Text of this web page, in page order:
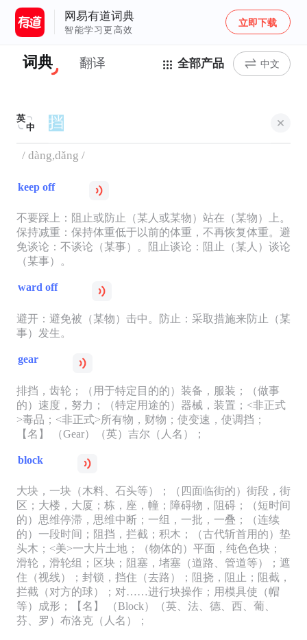
网易有道词典
智能学习更高效
立即下载
词典 翻译 全部产品 中文
英
中
/ dàng,dǎng /
keep off
不要踩上：阻止或防止（某人或某物）站在（某物）上。
保持减重：保持体重低于以前的体重，不再恢复体重。避
免谈论：不谈论（某事）。阻止谈论：阻止（某人）谈论
（某事）。
ward off
避开：避免被（某物）击中。防止：采取措施来防止（某
事）发生。
gear
排挡，齿轮；（用于特定目的的）装备，服装；（做事
的）速度，努力；（特定用途的）器械，装置；<非正式
>毒品；<非正式>所有物，财物；使变速，使调挡；
【名】 （Gear）（英）吉尔（人名）；
block
大块，一块（木料、石头等）；（四面临街的）街段，街
区；大楼，大厦；栋，座，幢；障碍物，阻碍；（短时间
的）思维停滞，思维中断；一组，一批，一叠；（连续
的）一段时间；阻挡，拦截；积木；（古代斩首用的）垫
头木；<美>一大片土地；（物体的）平面，纯色色块；
滑轮，滑轮组；区块；阻塞，堵塞（道路、管道等）；遮
住（视线）；封锁，挡住（去路）；阻挠，阻止；阻截，
拦截（对方的球）；对……进行块操作；用模具使（帽
等）成形；【名】 （Block）（英、法、德、西、葡、
芬、罗）布洛克（人名）；